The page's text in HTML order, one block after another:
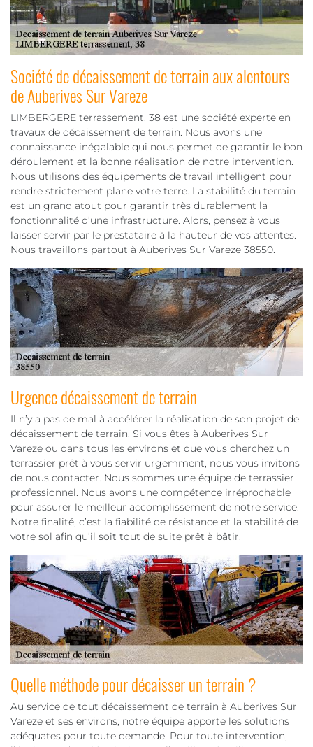
Société de décaissement de terrain aux alentours
de Auberives Sur Vareze
LIMBERGERE terrassement, 38 est une société experte en
travaux de décaissement de terrain. Nous avons une
connaissance inégalable qui nous permet de garantir le bon
déroulement et la bonne réalisation de notre intervention.
Nous utilisons des équipements de travail intelligent pour
rendre strictement plane votre terre. La stabilité du terrain
est un grand atout pour garantir très durablement la
fonctionnalité d’une infrastructure. Alors, pensez à vous
laisser servir par le prestataire à la hauteur de vos attentes.
Nous travaillons partout à Auberives Sur Vareze 38550.
Urgence décaissement de terrain
Il n’y a pas de mal à accélérer la réalisation de son projet de
décaissement de terrain. Si vous êtes à Auberives Sur
Vareze ou dans tous les environs et que vous cherchez un
terrassier prêt à vous servir urgemment, nous vous invitons
de nous contacter. Nous sommes une équipe de terrassier
professionnel. Nous avons une compétence irréprochable
pour assurer le meilleur accomplissement de notre service.
Notre finalité, c’est la fiabilité de résistance et la stabilité de
votre sol afin qu’il soit tout de suite prêt à bâtir.
Quelle méthode pour décaisser un terrain ?
Au service de tout décaissement de terrain à Auberives Sur
Vareze et ses environs, notre équipe apporte les solutions
adéquates pour toute demande. Pour toute intervention,